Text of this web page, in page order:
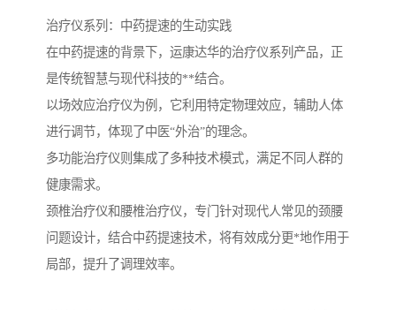
治疗仪系列：中药提速的生动实践
在中药提速的背景下，运康达华的治疗仪系列产品，正
是传统智慧与现代科技的**结合。
以场效应治疗仪为例，它利用特定物理效应，辅助人体
进行调节，体现了中医“外治”的理念。
多功能治疗仪则集成了多种技术模式，满足不同人群的
健康需求。
颈椎治疗仪和腰椎治疗仪，专门针对现代人常见的颈腰
问题设计，结合中药提速技术，将有效成分更*地作用于
局部，提升了调理效率。